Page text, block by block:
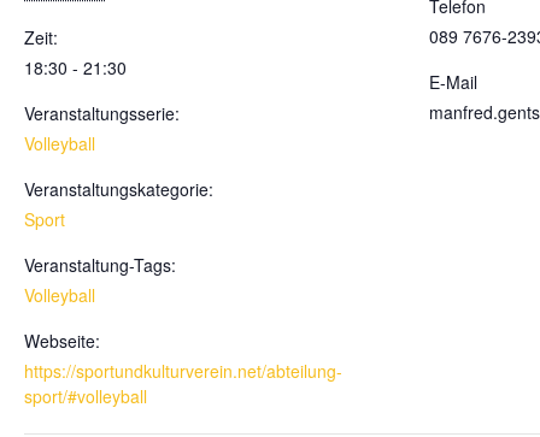
Zeit:
18:30 - 21:30
Veranstaltungsserie:
Volleyball
Veranstaltungskategorie:
Sport
Veranstaltung-Tags:
Volleyball
Webseite:
https://sportundkulturverein.net/abteilung-
sport/#volleyball
Telefon
089 7676-
E-Mail